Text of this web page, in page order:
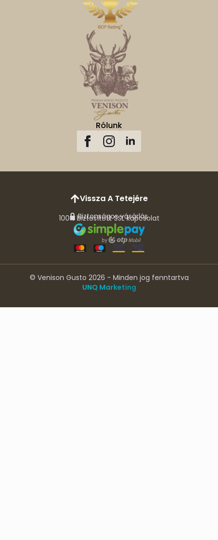
Rólunk
Biztonságos vásárlás
100% biztosított SSL kapcsolat
Vissza A Tetejére
© Venison Gusto 2026 - Minden jog fenntartva
UNQ Marketing